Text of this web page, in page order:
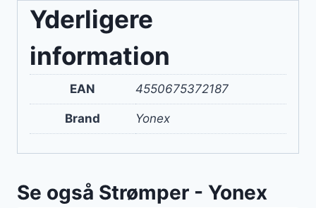
Yderligere
information
EAN 4550675372187
Brand Yonex
Se også Strømper - Yonex